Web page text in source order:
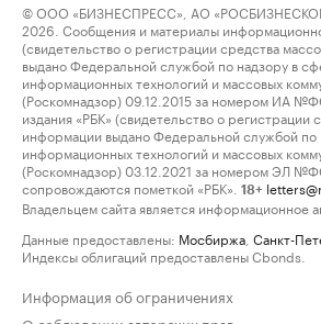
© ООО «БИЗНЕСПРЕСС», АО
2026. Сообщения и материалы
(свидетельство о регистрации средства
выдано Федеральной службой по надзору в
информационных технологий и массовых
(Роскомнадзор) 09.12.2015 за номером ИА
издания «РБК» (свидетельство о регистрации
информации выдано Федеральной службой по
информационных технологий и массовых
(Роскомнадзор) 03.12.2021 за номером ЭЛ
сопровождаются пометкой «РБК».
18+
Владельцем сайта является информационное
Данные предоставлены: Мосбиржа Санкт-
Индексы облигаций предоставлены Cbonds.
Информация об ограничениях